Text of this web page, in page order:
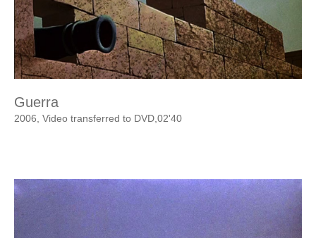
Guerra
2006, Video transferred to DVD,02'40